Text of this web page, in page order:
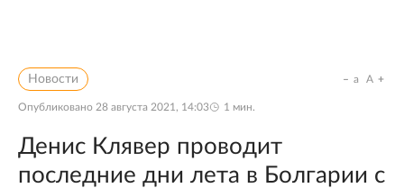
Новости
Опубликовано 28 августа 2021, 14:03 1 мин.
a A
Денис Клявер проводит
последние дни лета в Болгарии с